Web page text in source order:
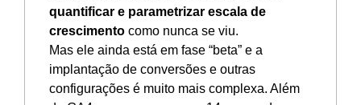
quantificar e parametrizar escala de
crescimento como nunca se viu.
Mas ele ainda está em fase “beta” e a
implantação de conversões e outras
configurações é muito mais complexa. Além